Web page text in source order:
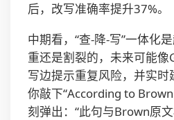
后，改写准确率提升37%。
中期看，“查-降-写”一体化
重还是割裂的，未来可能
写边提示重复风险，并实
你敲下“According to
刻弹出：“此句与Brown原